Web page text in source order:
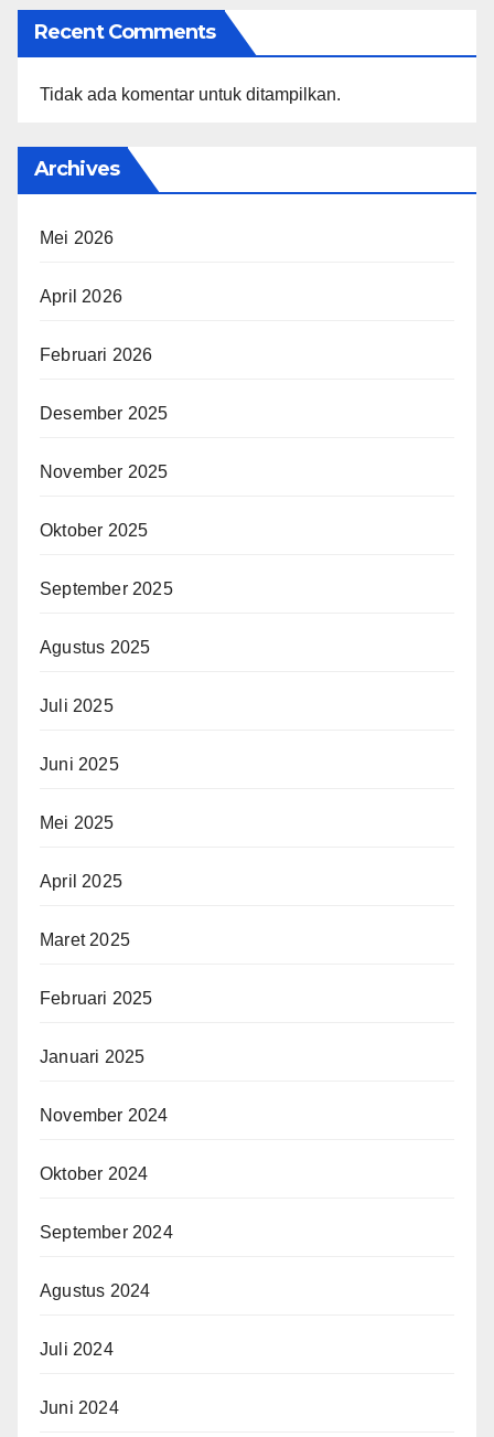
Recent Comments
Tidak ada komentar untuk ditampilkan.
Archives
Mei 2026
April 2026
Februari 2026
Desember 2025
November 2025
Oktober 2025
September 2025
Agustus 2025
Juli 2025
Juni 2025
Mei 2025
April 2025
Maret 2025
Februari 2025
Januari 2025
November 2024
Oktober 2024
September 2024
Agustus 2024
Juli 2024
Juni 2024